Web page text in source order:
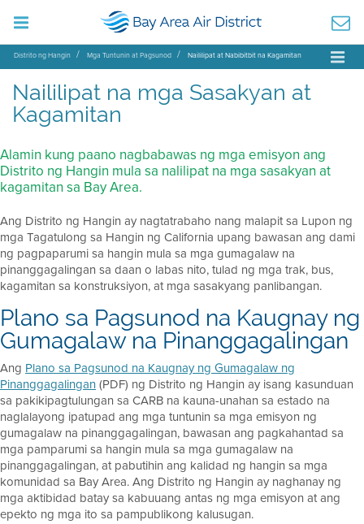
Distrito ng Hangin Mga Tuntunin at Pagsunod Naililipat at Nabibitbit na Kagamitan
Naililipat na mga Sasakyan at
Kagamitan
Alamin kung paano nagbabawas ng mga emisyon ang
Distrito ng Hangin mula sa nalilipat na mga sasakyan at
kagamitan sa Bay Area.
Ang Distrito ng Hangin ay nagtatrabaho nang malapit sa Lupon ng
mga Tagatulong sa Hangin ng California upang bawasan ang dami
ng pagpaparumi sa hangin mula sa mga gumagalaw na
pinanggagalingan sa daan o labas nito, tulad ng mga trak, bus,
kagamitan sa konstruksiyon, at mga sasakyang panlibangan.
Plano sa Pagsunod na Kaugnay ng
Gumagalaw na Pinanggagalingan
Ang Plano sa Pagsunod na Kaugnay ng Gumagalaw ng
Pinanggagalingan(PDF) ng Distrito ng Hangin ay isang kasunduan
sa pakikipagtulungan sa CARB na kauna-unahan sa estado na
naglalayong ipatupad ang mga tuntunin sa mga emisyon ng
gumagalaw na pinanggagalingan, bawasan ang pagkahantad sa
mga pamparumi sa hangin mula sa mga gumagalaw na
pinanggagalingan, at pabutihin ang kalidad ng hangin sa mga
komunidad sa Bay Area. Ang Distrito ng Hangin ay naghanay ng
mga aktibidad batay sa kabuuang antas ng mga emisyon at ang
epekto ng mga ito sa pampublikong kalusugan.